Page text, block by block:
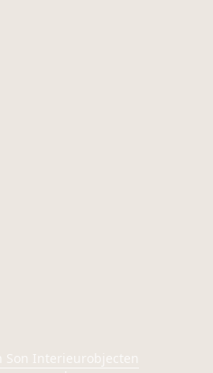
Son Interieurobjecten